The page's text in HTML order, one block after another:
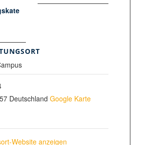
Deutschland Google Karte
Website anzeigen